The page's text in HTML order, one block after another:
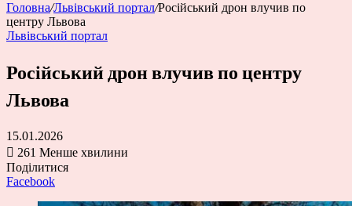
Головна/Львівський портал/Російський дрон влучив по
центру Львова
Львівський портал
Російський дрон влучив по центру
Львова
15.01.2026
261 Менше хвилини
Поділитися
Facebook